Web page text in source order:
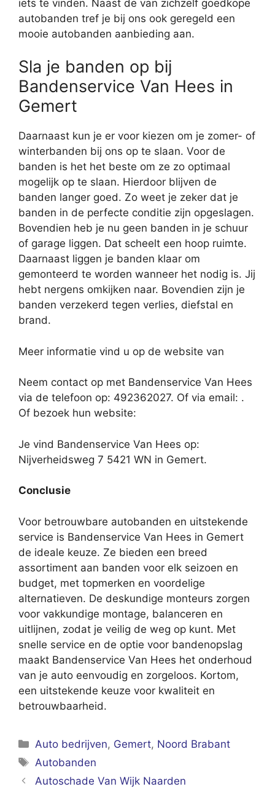
iets te vinden. Naast de van zichzelf goedkope
autobanden tref je bij ons ook geregeld een
mooie autobanden aanbieding aan.
Sla je banden op bij
Bandenservice Van Hees in
Gemert
Daarnaast kun je er voor kiezen om je zomer- of
winterbanden bij ons op te slaan. Voor de
banden is het het beste om ze zo optimaal
mogelijk op te slaan. Hierdoor blijven de
banden langer goed. Zo weet je zeker dat je
banden in de perfecte conditie zijn opgeslagen.
Bovendien heb je nu geen banden in je schuur
of garage liggen. Dat scheelt een hoop ruimte.
Daarnaast liggen je banden klaar om
gemonteerd te worden wanneer het nodig is. Jij
hebt nergens omkijken naar. Bovendien zijn je
banden verzekerd tegen verlies, diefstal en
brand.
Meer informatie vind u op de website van
Neem contact op met Bandenservice Van Hees
via de telefoon op: 492362027. Of via email: .
Of bezoek hun website:
Je vind Bandenservice Van Hees op:
Nijverheidsweg 7 5421 WN in Gemert.
Conclusie
Voor betrouwbare autobanden en uitstekende
service is Bandenservice Van Hees in Gemert
de ideale keuze. Ze bieden een breed
assortiment aan banden voor elk seizoen en
budget, met topmerken en voordelige
alternatieven. De deskundige monteurs zorgen
voor vakkundige montage, balanceren en
uitlijnen, zodat je veilig de weg op kunt. Met
snelle service en de optie voor bandenopslag
maakt Bandenservice Van Hees het onderhoud
van je auto eenvoudig en zorgeloos. Kortom,
een uitstekende keuze voor kwaliteit en
betrouwbaarheid.
Categorieën
Auto bedrijven, Gemert, Noord Brabant
Tags
Autobanden
Autoschade Van Wijk Naarden